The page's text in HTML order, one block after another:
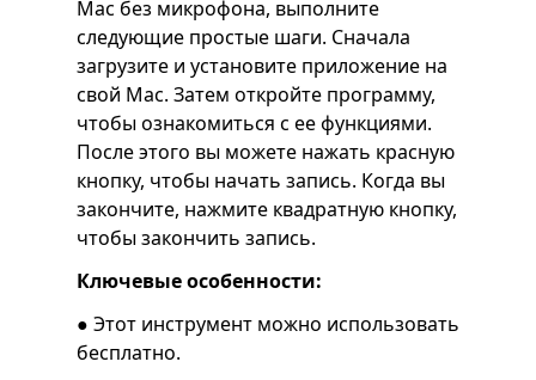
Mac без микрофона, выполните
следующие простые шаги. Сначала
загрузите и установите приложение на
свой Mac. Затем откройте программу,
чтобы ознакомиться с ее функциями.
После этого вы можете нажать красную
кнопку, чтобы начать запись. Когда вы
закончите, нажмите квадратную кнопку,
чтобы закончить запись.
Ключевые особенности:
● Этот инструмент можно использовать
бесплатно.